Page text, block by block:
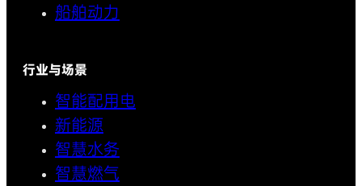
船舶动力
行业与场景
智能配用电
新能源
智慧水务
智慧燃气